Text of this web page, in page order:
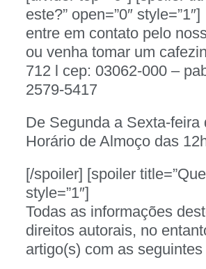
este?” open=”0″ style=”1″]
entre em contato pelo
ou venha tomar um
712 l cep: 03062-000 –
2579-5417
De Segunda a Sexta-
Horário de Almoço das
[/spoiler] [spoiler
style=”1″]
Todas as informações
direitos autorais, no
artigo(s) com as